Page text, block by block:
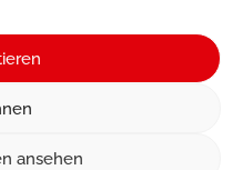
ansehen
Stelle